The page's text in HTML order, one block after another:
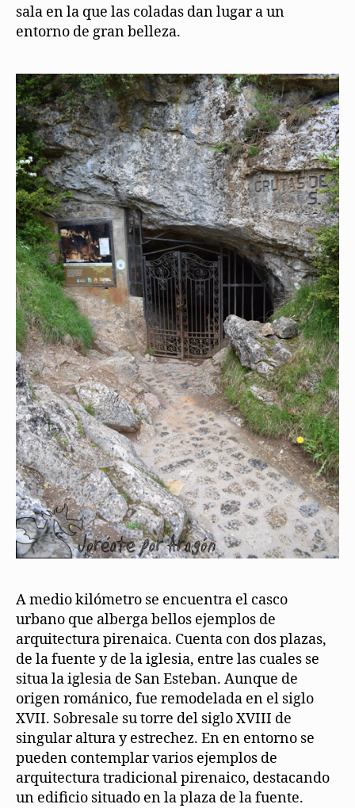
sala en la que las coladas dan lugar a un
entorno de gran belleza.
A medio kilómetro se encuentra el casco
urbano que alberga bellos ejemplos de
arquitectura pirenaica. Cuenta con dos plazas,
de la fuente y de la iglesia, entre las cuales se
situa la iglesia de San Esteban. Aunque de
origen románico, fue remodelada en el siglo
XVII. Sobresale su torre del siglo XVIII de
singular altura y estrechez. En en entorno se
pueden contemplar varios ejemplos de
arquitectura tradicional pirenaico, destacando
un edificio situado en la plaza de la fuente.